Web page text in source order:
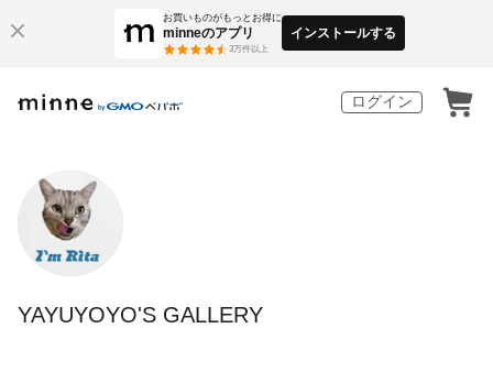
お買いものがもっとお得に
minneのアプリ
3万件以上
インストールする
ログイン
YAYUYOYO'S GALLERY